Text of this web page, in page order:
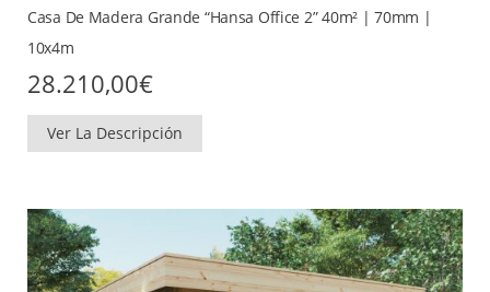
Casa De Madera Grande “Hansa Office 2” 40m² | 70mm |
10x4m
28.210,00€
Ver La Descripción